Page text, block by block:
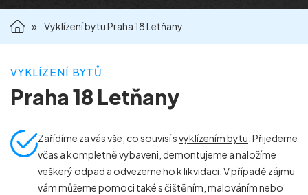
» Vyklízení bytu Praha 18 Letňany
VYKLÍZENÍ BYTŮ
Praha 18 Letňany
Zařídíme za vás vše, co souvisí svyklízením bytu . Přijedeme
včas a kompletně vybaveni, demontujeme a naložíme
veškerý odpad a odvezeme ho k likvidaci. V případě zájmu
vám můžeme pomoci také s čištěním, malováním nebo